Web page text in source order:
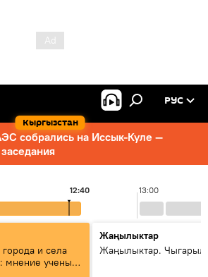
Кыргызстан
РУС
собрались на Иссык-Куле —
13:00
12:40
города и села
мнение ученых
Жаңылыктар
Жаңылыктар.